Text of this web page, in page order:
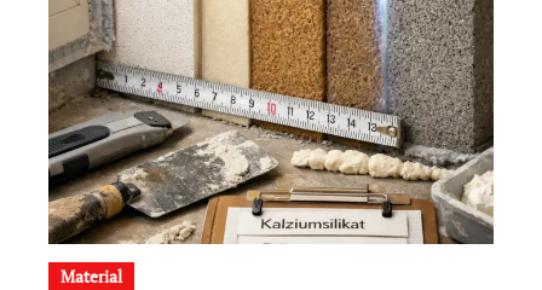
Material